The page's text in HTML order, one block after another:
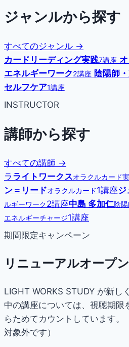
ジャンルから探す
すべてのジャンル →
カードリーディング実践7講座
エネルギーワーク2講座 陰陽師
セルフケア1講座
INSTRUCTOR
講師から探す
すべての講師 →
ラ ライトワークスオラクルカード
ン＝リードオラクルカード1講座ジ
ルギーワーク2講座中島 多加仁陰
エネルギーチャージ1講座
期間限定キャンペーン
リニューアルオープ
LIGHT WORKS STUDY が新し
中の講座については、視聴期限
らためてカウントしています。
対象外です）